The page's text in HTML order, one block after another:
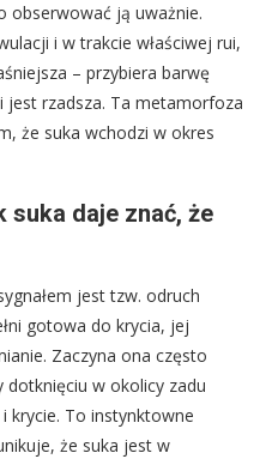
obserwować ją uważnie.
i w trakcie właściwej rui,
– przybiera barwę
jest rzadsza. Ta metamorfoza
że suka wchodzi w okres
suka daje znać, że
jest tzw. odruch
gotowa do krycia, jej
Zaczyna ona często
w okolicy zadu
krycie. To instynktowne
że suka jest w